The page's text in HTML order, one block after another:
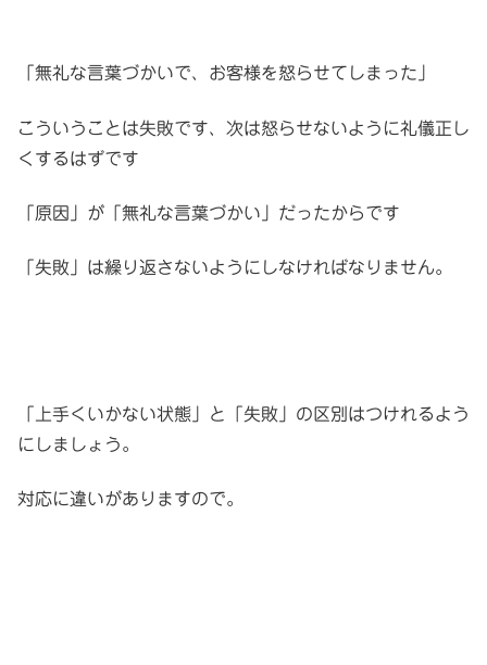
「無礼な言葉づかいで、お客様を怒らせてしまった」
こういうことは失敗です、次は怒らせないように礼儀正し
くするはずです
「原因」が「無礼な言葉づかい」だったからです
「失敗」は繰り返さないようにしなければなりません。
「上手くいかない状態」と「失敗」の区別はつけれるよう
にしましょう。
対応に違いがありますので。